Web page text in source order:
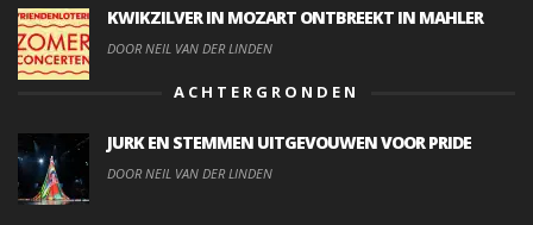
KWIKZILVER IN MOZART ONTBREEKT IN MAHLER
DOOR NEIL VAN DER LINDEN
ACHTERGRONDEN
JURK EN STEMMEN UITGEVOUWEN VOOR PRIDE
DOOR NEIL VAN DER LINDEN